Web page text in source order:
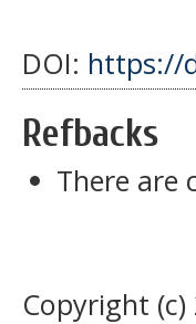
DOI: https://
Refbacks
There are
Copyright